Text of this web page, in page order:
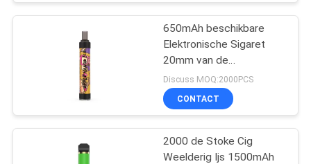
VERZOEK
SITEMAP
650mAh beschikbare
Elektronische Sigaret
20mm van de
Rookwolkenapple van
2000 de Mangogunst
Discuss MOQ:2000PCS
CONTACT
2000 de Stoke Cig
Weelderig Ijs 1500mAh